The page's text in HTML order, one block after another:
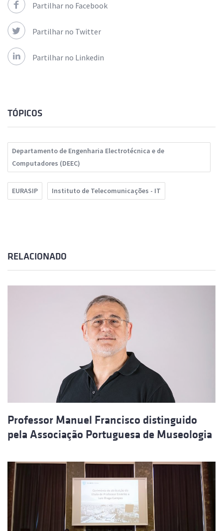
Partilhar no Facebook
Partilhar no Twitter
Partilhar no Linkedin
TÓPICOS
Departamento de Engenharia Electrotécnica e de
Computadores (DEEC)
EURASIP Instituto de Telecomunicações - IT
RELACIONADO
Professor Manuel Francisco distinguido
pela Associação Portuguesa de Museologia